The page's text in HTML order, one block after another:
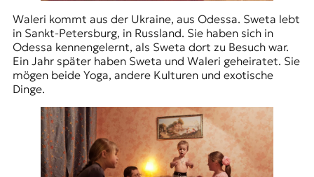
Waleri kommt aus der Ukraine, aus Odessa. Sweta lebt
in Sankt-Petersburg, in Russland. Sie haben sich in
Odessa kennengelernt, als Sweta dort zu Besuch war.
Ein Jahr später haben Sweta und Waleri geheiratet. Sie
mögen beide Yoga, andere Kulturen und exotische
Dinge.